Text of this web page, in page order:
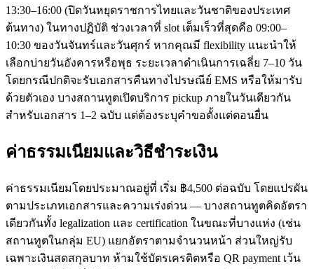
13:30–16:00 (ปิดวันหยุดราชการไทยและวันชาติของประเทศ
ต้นทาง) ในทางปฏิบัติ ช่วงเวลาที่ slot เต็มเร็วที่สุดคือ 09:00–
10:30 ของวันจันทร์และวันศุกร์ หากคุณมี flexibility แนะนำให้
เลือกบ่ายวันอังคารหรือพุธ ระยะเวลาดำเนินการเฉลี่ย 7–10 วัน
โดยกรณีปกติจะรับเอกสารคืนทางไปรษณีย์ EMS หรือให้มารับ
ด้วยตัวเอง บางสถานทูตเปิดบริการ pickup ภายในวันเดียวกัน
สำหรับเอกสาร 1–2 ฉบับ แต่ต้องระบุคำขอตั้งแต่ตอนยื่น
ค่าธรรมเนียมและวิธีชำระเงิน
ค่าธรรมเนียมโดยประมาณอยู่ที่ เริ่ม ฿4,500 ต่อฉบับ โดยแปรผัน
ตามประเภทเอกสารและความเร่งด่วน — บางสถานทูตคิดอัตรา
เดียวกันทั้ง legalization และ certification ในขณะที่บางแห่ง (เช่น
สถานทูตในกลุ่ม EU) แยกอัตราตามจำนวนหน้า ส่วนใหญ่รับ
เฉพาะเงินสดสกุลบาท ห้ามใช้บัตรเครดิตหรือ QR payment เว้น